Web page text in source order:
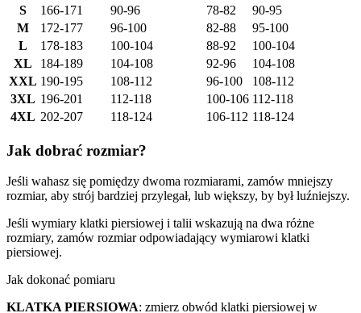
S
166-171 90-96 78-82
90-95
M
172-177 96-100 82-88
95-100
L
178-183 100-104 88-92
100-104
XL
184-189 104-108 92-96
104-108
XXL 190-195 108-112 96-100
108-112
3XL 196-201 112-118 100-106 112-118
4XL 202-207 118-124 106-112 118-124
Jak dobrać rozmiar?
Jeśli wahasz się pomiędzy dwoma rozmiarami, zamów mniejszy
rozmiar, aby strój bardziej przylegał, lub większy, by był luźniejszy.
Jeśli wymiary klatki piersiowej i talii wskazują na dwa różne
rozmiary, zamów rozmiar odpowiadający wymiarowi klatki
piersiowej.
Jak dokonać pomiaru
KLATKA PIERSIOWA: zmierz obwód klatki piersiowej w